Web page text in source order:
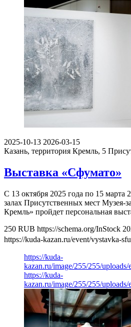
2025-10-13 2026-03-15
Казань, территория Кремль, 5
Выставка «Сфумато»
С 13 октября 2025 года по 15 марта
залах Присутственных мест Музея-
Кремль» пройдет персональная
250 RUB https://schema.org/InStock
https://kuda-kazan.ru/event/vystavka-
https://kuda-
kazan.ru/image/255/255/
https://kuda-
kazan.ru/image/255/255/